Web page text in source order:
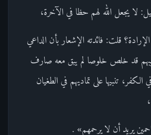
لا يجعل الله لهم حظا في الآخرة،
قلت: فائدته الإشعار بأن الداعي
قد خلص خلوصا لم يبق معه صارف
تنبيها على تماديهم في الطغيان
يريد أن لا يرحمهم» .